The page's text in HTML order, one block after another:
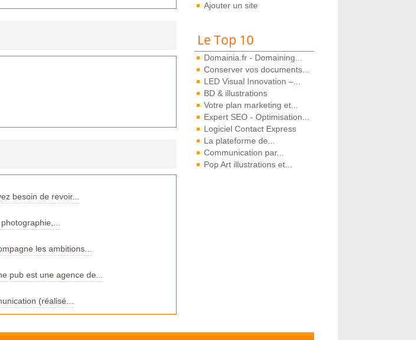
Ajouter un site
Le Top 10
Domainia.fr - Domaining...
Conserver vos documents...
LED Visual Innovation –...
BD & illustrations
Votre plan marketing et...
Expert SEO - Optimisation...
Logiciel Contact Express
La plateforme de...
Communication par...
Pop Art illustrations et...
besoin de revoir...
les ambitions...
pub est une agence de...
(réalisé...